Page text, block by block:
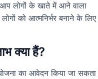
लोगों के खाते में आने वाला
को आत्मनिर्भर बनाने के लिए
क्या हैं?
का आवेदन किया जा सकता